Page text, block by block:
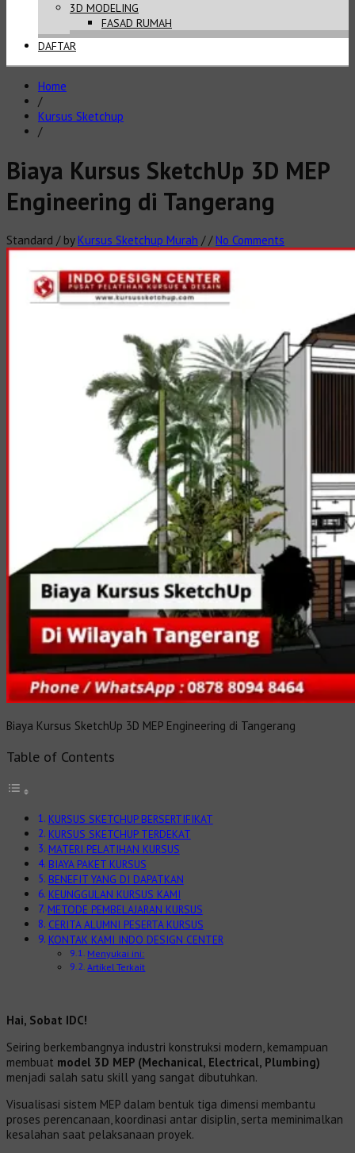
3D MODELING
FASAD RUMAH
DAFTAR
Home
/
Kursus Sketchup
/
Biaya Kursus SketchUp 3D MEP
Engineering di Tangerang
Standard / byKursus Sketchup Murah //No Comments
Biaya Kursus SketchUp 3D MEP Engineering di Tangerang
Table of Contents
KURSUS SKETCHUP BERSERTIFIKAT
KURSUS SKETCHUP TERDEKAT
MATERI PELATIHAN KURSUS
BIAYA PAKET KURSUS
BENEFIT YANG DI DAPATKAN
KEUNGGULAN KURSUS KAMI
METODE PEMBELAJARAN KURSUS
CERITA ALUMNI PESERTA KURSUS
KONTAK KAMI INDO DESIGN CENTER
Menyukai ini:
Artikel Terkait
Hai, Sobat IDC!
Seiring berkembangnya industri konstruksi modern, kemampuan
membuat model 3D MEP (Mechanical, Electrical, Plumbing)
menjadi salah satu skill yang sangat dibutuhkan.
Visualisasi sistem MEP dalam bentuk tiga dimensi membantu
proses perencanaan, koordinasi antar disiplin, serta meminimalkan
kesalahan saat pelaksanaan proyek.